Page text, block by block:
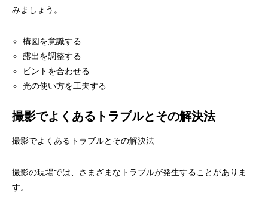
みましょう。
構図を意識する
露出を調整する
ピントを合わせる
光の使い方を工夫する
撮影でよくあるトラブルとその解決法
撮影でよくあるトラブルとその解決法
撮影の現場では、さまざまなトラブルが発生することがありま
す。